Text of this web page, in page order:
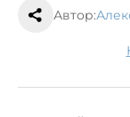
Автор: